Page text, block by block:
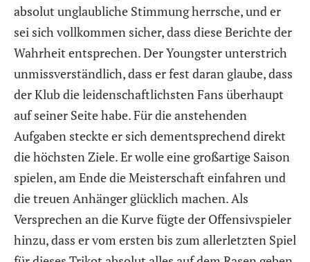
absolut unglaubliche Stimmung herrsche, und er
sei sich vollkommen sicher, dass diese Berichte der
Wahrheit entsprechen. Der Youngster unterstrich
unmissverständlich, dass er fest daran glaube, dass
der Klub die leidenschaftlichsten Fans überhaupt
auf seiner Seite habe. Für die anstehenden
Aufgaben steckte er sich dementsprechend direkt
die höchsten Ziele. Er wolle eine großartige Saison
spielen, am Ende die Meisterschaft einfahren und
die treuen Anhänger glücklich machen. Als
Versprechen an die Kurve fügte der Offensivspieler
hinzu, dass er vom ersten bis zum allerletzten Spiel